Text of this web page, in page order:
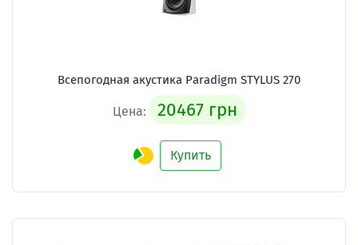
Всепогодная акустика Paradigm STYLUS 270
Цена: 20467 грн
Купить